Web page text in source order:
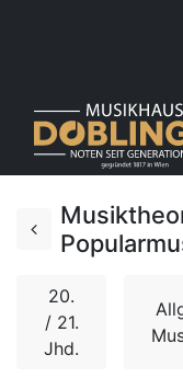
20.
/ 21.
Jhd.